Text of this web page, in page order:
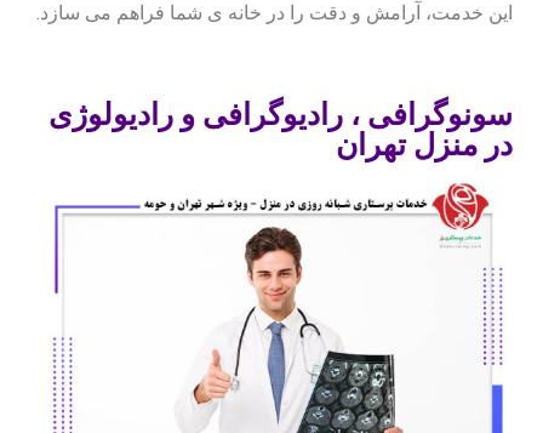
این خدمت، آرامش و دقت را در خانه ی شما فراهم می سازد.
سونوگرافی ، رادیوگرافی و رادیولوژی
در منزل تهران